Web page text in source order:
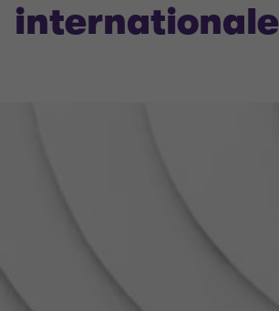
internationale